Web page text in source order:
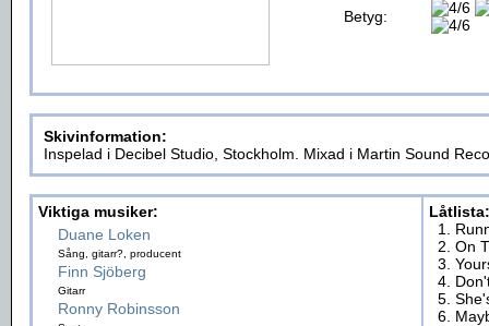
Betyg:
Skivinformation:
Inspelad i Decibel Studio, Stockholm. Mixad i Martin Sound
Viktiga musiker:
Duane Loken
Sång, gitarr?, producent
Finn Sjöberg
Gitarr
Ronny Robinsson
Låtlista:
1.
2. On
3.
4.
5.
6.